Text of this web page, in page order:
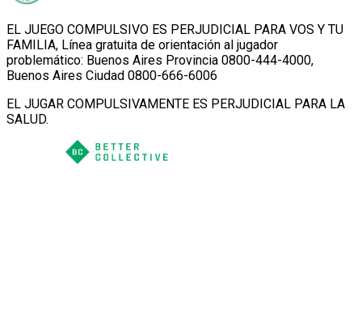
EL JUEGO COMPULSIVO ES PERJUDICIAL PARA VOS Y TU
FAMILIA, Línea gratuita de orientación al jugador
problemático: Buenos Aires Provincia 0800-444-4000,
Buenos Aires Ciudad 0800-666-6006
EL JUGAR COMPULSIVAMENTE ES PERJUDICIAL PARA LA
SALUD.